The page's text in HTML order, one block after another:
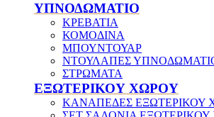
ΥΠΝΟΔΩΜΑΤΙΟ
ΚΡΕΒΑΤΙΑ
ΚΟΜΟΔΙΝΑ
ΜΠΟΥΝΤΟΥΑΡ
ΝΤΟΥΛΑΠΕΣ
ΣΤΡΩΜΑΤΑ
ΕΞΩΤΕΡΙΚΟΥ ΧΩΡΟΥ
ΚΑΝΑΠΕΔΕΣ ΕΞΩΤΕΡΙΚΟΥ